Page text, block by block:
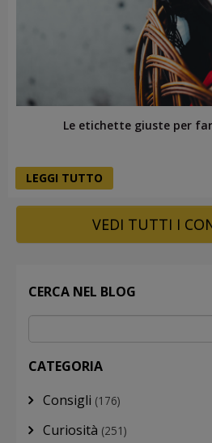
Le etichette giuste per
LEGGI TUTTO
VEDI TUTTI I
CERCA NEL BLOG
CATEGORIA
Consigli (176)
Curiosità (251)